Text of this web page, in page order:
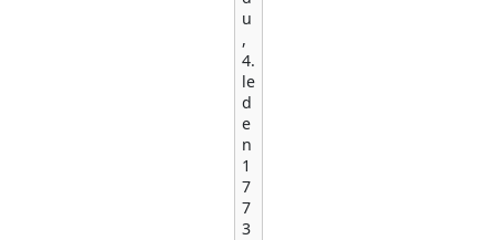
u
,
4.
le
d
e
n
1
7
7
3